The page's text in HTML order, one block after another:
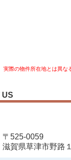
際の物件所在地とは異な
US
〒525-0059
滋賀県草津市野路